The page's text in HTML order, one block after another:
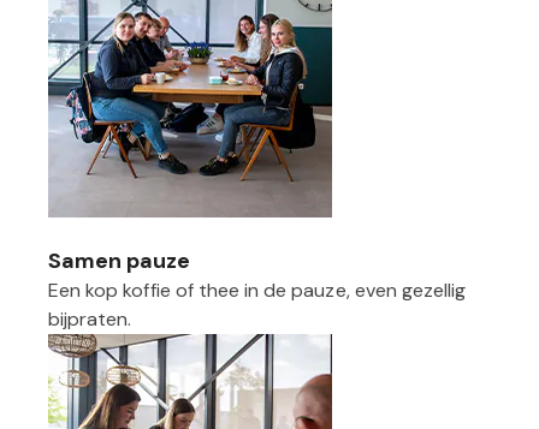
Samen pauze
Een kop koffie of thee in de pauze, even gezellig
bijpraten.